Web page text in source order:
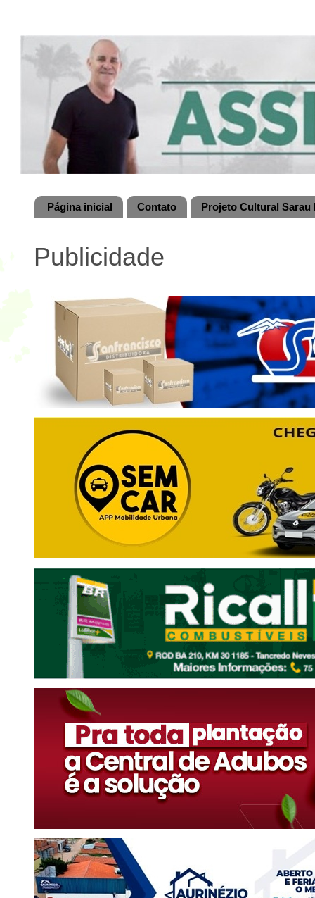
Página inicial Contato Projeto Cultural
Publicidade